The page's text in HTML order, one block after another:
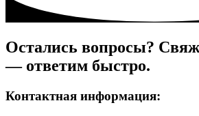
Остались вопросы?
— ответим быстро.
Контактная информация: